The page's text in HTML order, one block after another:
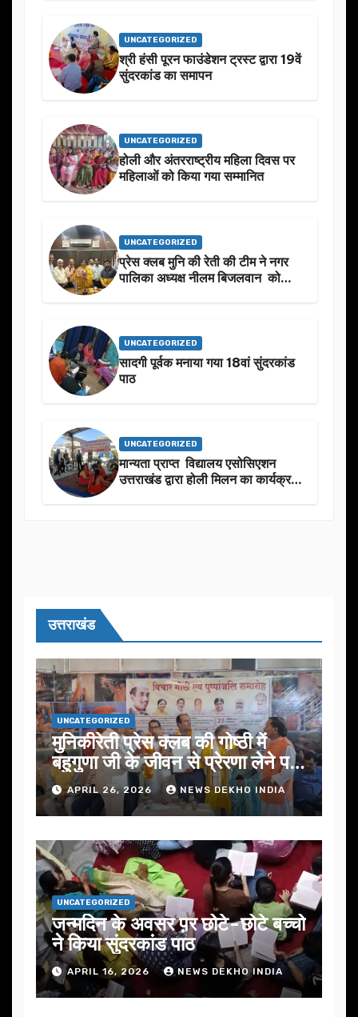
UNCATEGORIZED
श्री हंसी पूरन फाउंडेशन ट्रस्ट द्वारा 19वें
सुंदरकांड का समापन
UNCATEGORIZED
होली और अंतरराष्ट्रीय महिला दिवस पर
महिलाओं को किया गया सम्मानित
UNCATEGORIZED
प्रेस क्लब मुनि की रेती की टीम ने नगर
पालिका अध्यक्ष नीलम बिजलवान को
UNCATEGORIZED
सादगी पूर्वक मनाया गया 18वां सुंदरकांड
पाठ
UNCATEGORIZED
मान्यता प्राप्त विद्यालय एसोसिएशन
उत्तराखंड द्वारा होली मिलन का कार्यक्रम
उत्तराखंड
UNCATEGORIZED
मुनिकीरेती प्रेस क्लब की गोष्ठी में
बहुगुणा जी के जीवन से प्रेरणा लेने पर
जोरAPRIL 26, 2026 NEWS DEKHO INDIA
UNCATEGORIZED
जन्मदिन के अवसर प़र छोटे-छोटे बच्चो
ने किया सुंदरकांड पाठ
APRIL 16, 2026 NEWS DEKHO INDIA